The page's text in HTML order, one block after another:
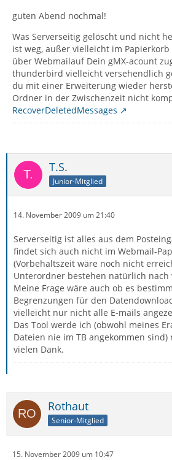
guten Abend nochmal!
Was Serverseitig gelöscht und nicht
ist weg, außer vielleicht im
über Webmailauf Dein gMX-acount
thunderbird vielleicht versehendlich
du mit einer Erweiterung wieder
Ordner in der Zwischenzeit nicht
RecoverDeletedMessages
T.S.
Junior-Mitglied
14. November 2009 um 21:40
Serverseitig ist alles aus dem
findet sich auch nicht im Webmail-
(Vorbehaltszeit wäre noch nicht
Unterordner bestehen natürlich nach
Meine Frage wäre auch ob es
Begrenzungen für den
vielleicht nur nicht alle E-mails
Das Tool werde ich (obwohl meines
Dateien nie im TB angekommen
vielen Dank.
Rothaut
Senior-Mitglied
15. November 2009 um 10:47